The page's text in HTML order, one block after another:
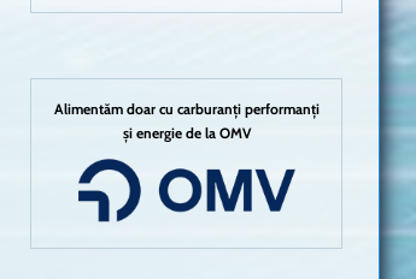
Alimentăm doar cu carburanți performanți
și energie de la OMV